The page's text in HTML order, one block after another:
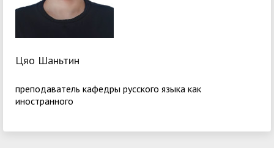
Цяо Шаньтин
преподаватель кафедры русского языка как
иностранного